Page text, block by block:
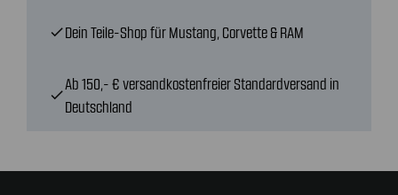
checkDein Teile-Shop für Mustang, Corvette & RAM
check
Ab 150,- € versandkostenfreier Standardversand in
Deutschland